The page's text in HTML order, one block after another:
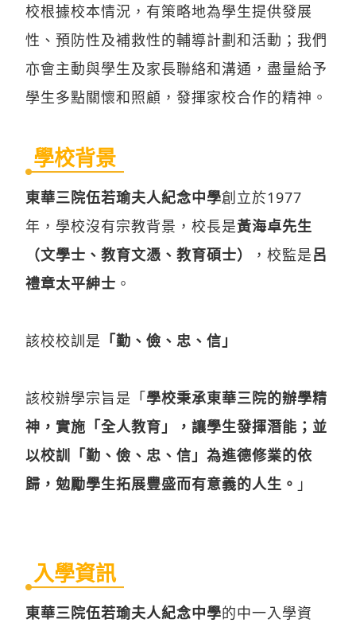
校根據校本情況，有策略地為學生提供發展
性、預防性及補救性的輔導計劃和活動；我們
亦會主動與學生及家長聯絡和溝通，盡量給予
學生多點關懷和照顧，發揮家校合作的精神。
學校背景
東華三院伍若瑜夫人紀念中學創立於1977
年，學校沒有宗教背景，校長是黃海卓先生
（文學士、教育文憑、教育碩士）
，校監是呂
禮章太平紳士 。
該校校訓是 「勤、儉、忠、信」
該校辦學宗旨是「學校秉承東華三院的辦學精
神，實施「全人教育」，讓學生發揮潛能；並
以校訓「勤、儉、忠、信」為進德修業的依
歸，勉勵學生拓展豐盛而有意義的人生。 」
入學資訊
東華三院伍若瑜夫人紀念中學的中一入學資